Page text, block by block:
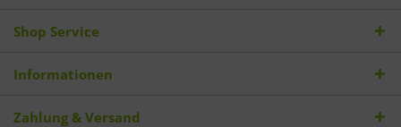
Shop Service
Informationen
Zahlung & Versand